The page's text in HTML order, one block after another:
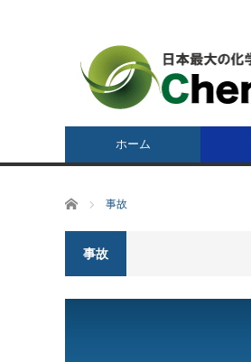
ホーム
ホーム 事故
事故